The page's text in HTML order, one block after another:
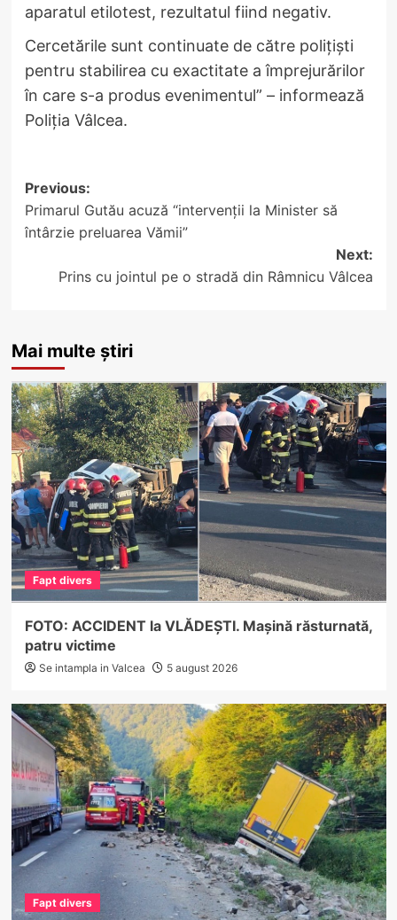
aparatul etilotest, rezultatul fiind negativ.
Cercetările sunt continuate de către polițiști
pentru stabilirea cu exactitate a împrejurărilor
în care s-a produs evenimentul” – informează
Poliția Vâlcea.
Post
navigation
Previous:
Primarul Gutău acuză “intervenții la Minister să
întârzie preluarea Vămii”
Next:
Prins cu jointul pe o stradă din Râmnicu Vâlcea
Mai multe știri
Fapt divers
FOTO: ACCIDENT la VLĂDEȘTI. Mașină răsturnată,
patru victime
Se intampla in Valcea 5 august 2026
Fapt divers